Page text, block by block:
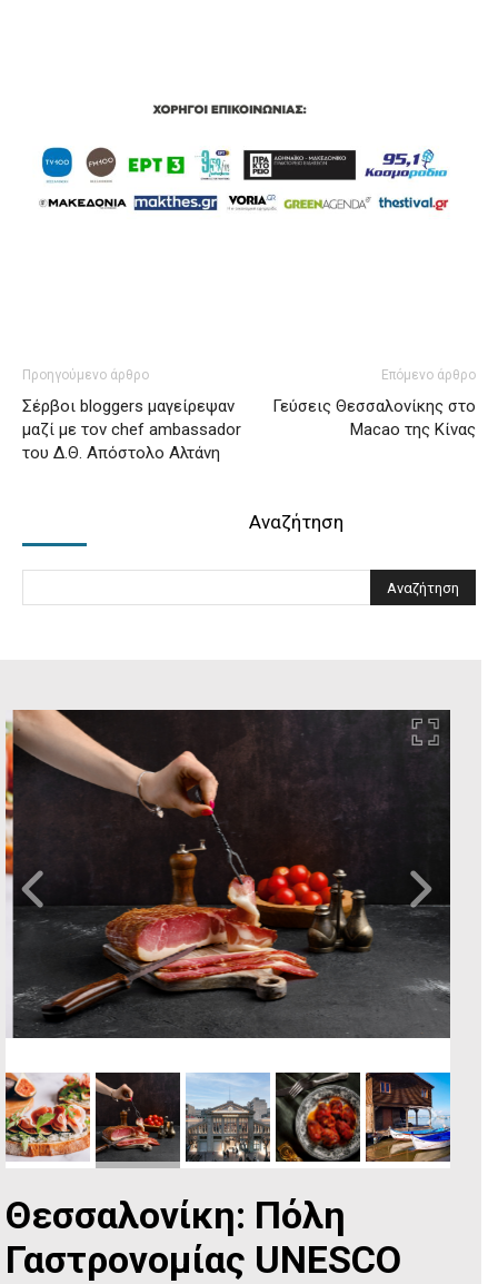
Προηγούμενο άρθρο
Σέρβοι bloggers μαγείρεψαν
μαζί με τον chef ambassador
του Δ.Θ. Απόστολο Αλτάνη
Επόμενο άρθρο
Γεύσεις Θεσσαλονίκης στο
Macao της Κίνας
Αναζήτηση
Θεσσαλονίκη: Πόλη
Γαστρονομίας UNESCO